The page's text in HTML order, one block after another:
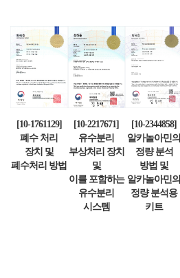
[10-1761129]
폐수 처리
장치 및
폐수처리 방법
[10-2217671]
유수분리
부상처리 장치
및
이를 포함하는
유수분리
시스템
[10-2344858]
알카놀아민의
정량 분석
방법 및
알카놀아민의
정량 분석용
키트